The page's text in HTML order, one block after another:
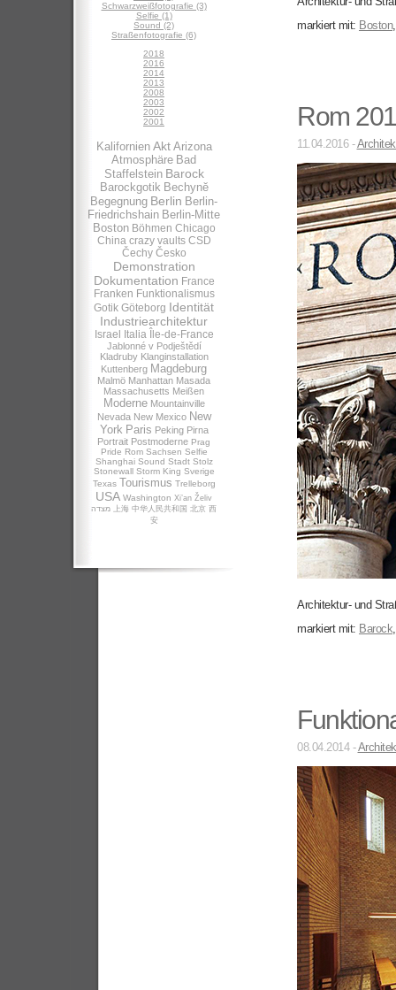
Schwarzweißfotografie (3)
Selfie (1)
Sound (2)
Straßenfotografie (6)
2018
2016
2014
2013
2008
2003
2002
2001
Kalifornien Akt Arizona
Atmosphäre Bad
Staffelstein Barock
Barockgotik Bechynĕ
Begegnung Berlin Berlin-
Friedrichshain Berlin-Mitte
Boston Böhmen Chicago
China crazy vaults CSD
Čechy Česko
Demonstration
Dokumentation France
Franken Funktionalismus
Gotik Göteborg Identität
Industriearchitektur
Israel Italia Île-de-France
Jablonné v Podještědí
Kladruby Klanginstallation
Kuttenberg Magdeburg
Malmö Manhattan Masada
Massachusetts Meißen
Moderne Mountainville
Nevada New Mexico New
York Paris Peking Pirna
Portrait Postmoderne Prag
Pride Rom Sachsen Selfie
Shanghai Sound Stadt Stolz
Stonewall Storm King Sverige
Texas Tourismus Trelleborg
USA Washington Xi’an Želiv
מצדה
上海 中华人民共和国 北京 西
安
markiert mit: Boston
Rom
11.04.2016 -
Architektur- und
markiert mit: Barock
08.04.2014 -